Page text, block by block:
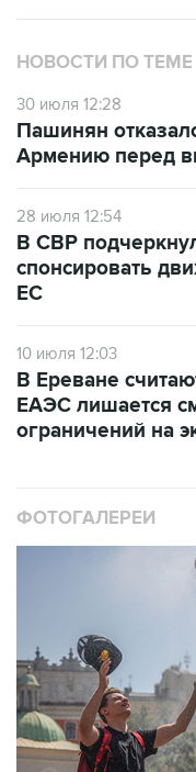
НОВОСТИ ПО ТЕМЕ
30 июля 12:28
Пашинян
Армению перед
28 июля 12:54
В СВР
спонсировать
ЕС
10 июля 12:03
В Ереване
ЕАЭС лишается
ограничений на
ФОТОГАЛЕРЕИ